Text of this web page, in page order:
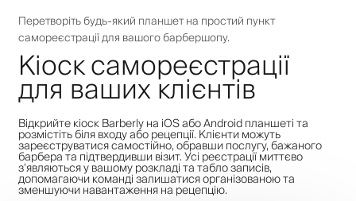
Перетворіть будь-який планшет на простий пункт
самореєстрації для вашого барбершопу.
Кіоск самореєстрації
для ваших клієнтів
Відкрийте кіоск Barberly на iOS або Android планшеті та
розмістіть біля входу або рецепції. Клієнти можуть
зареєструватися самостійно, обравши послугу, бажаного
барбера та підтвердивши візит. Усі реєстрації миттєво
з’являються у вашому розкладі та табло записів,
допомагаючи команді залишатися організованою та
зменшуючи навантаження на рецепцію.